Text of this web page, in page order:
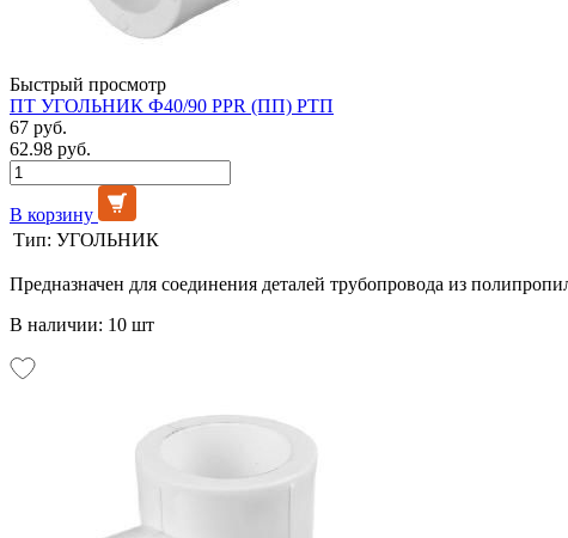
Быстрый просмотр
ПТ УГОЛЬНИК Ф40/90 PPR (ПП) РТП
67 руб.
62.98 руб.
В корзину
Тип: УГОЛЬНИК
Предназначен для соединения деталей трубопровода из
В наличии: 10 шт